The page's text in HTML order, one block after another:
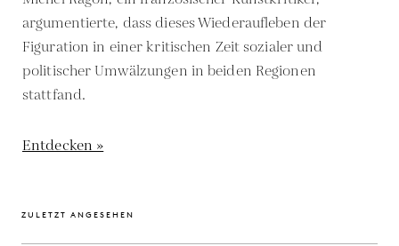
argumentierte, dass dieses Wiederaufleben der
Figuration in einer kritischen Zeit sozialer und
politischer Umwälzungen in beiden Regionen
stattfand.
Entdecken »
ZULETZT ANGESEHEN